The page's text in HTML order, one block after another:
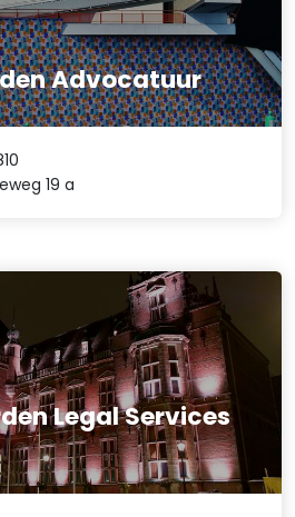
Advocatuur
19 a
Legal Services